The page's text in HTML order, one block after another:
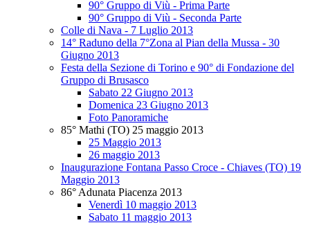
90° Gruppo di Viù - Prima Parte
90° Gruppo di Viù - Seconda Parte
Colle di Nava - 7 Luglio 2013
14° Raduno della 7°Zona al Pian della Mussa - 30
Giugno 2013
Festa della Sezione di Torino e 90° di Fondazione del
Gruppo di Brusasco
Sabato 22 Giugno 2013
Domenica 23 Giugno 2013
Foto Panoramiche
85° Mathi (TO) 25 maggio 2013
25 Maggio 2013
26 maggio 2013
Inaugurazione Fontana Passo Croce - Chiaves (TO) 19
Maggio 2013
86° Adunata Piacenza 2013
Venerdì 10 maggio 2013
Sabato 11 maggio 2013